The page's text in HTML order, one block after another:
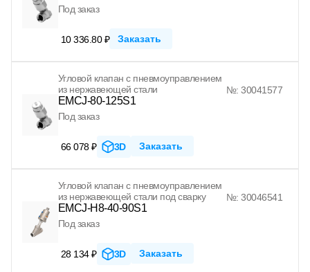
Под заказ
10 336.80 ₽ Заказать
Угловой клапан с пневмоуправлением
из нержавеющей стали
EMCJ-80-125S1
№: 30041577
Под заказ
66 078 ₽ 3D Заказать
Угловой клапан с пневмоуправлением
из нержавеющей стали под сварку
EMCJ-H8-40-90S1
№: 30046541
Под заказ
28 134 ₽ 3D Заказать